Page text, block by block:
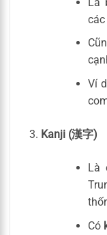
Ví
Kanji (漢字)
Là
Có